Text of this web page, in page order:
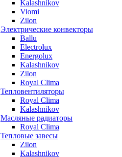
Kalashnikov
Viomi
Zilon
Электрические конвекторы
Ballu
Electrolux
Energolux
Kalashnikov
Zilon
Royal Clima
Тепловентиляторы
Royal Clima
Kalashnikov
Масляные радиаторы
Royal Clima
Тепловые завесы
Zilon
Kalashnikov